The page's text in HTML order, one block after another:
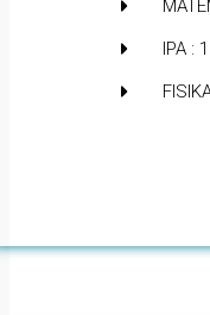
IPA :